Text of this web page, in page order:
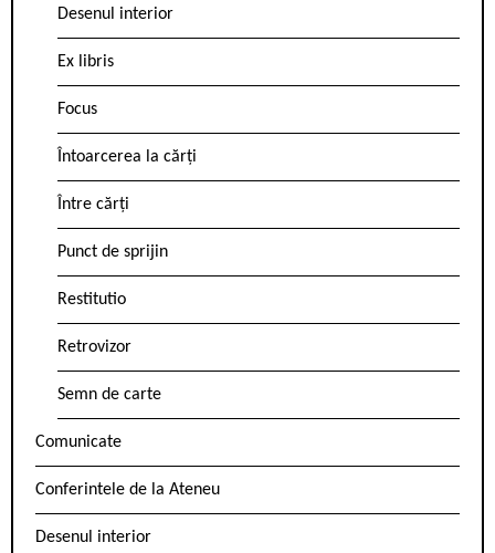
Desenul interior
Ex libris
Focus
Întoarcerea la cărți
Între cărți
Punct de sprijin
Restitutio
Retrovizor
Semn de carte
Comunicate
Conferintele de la Ateneu
Desenul interior